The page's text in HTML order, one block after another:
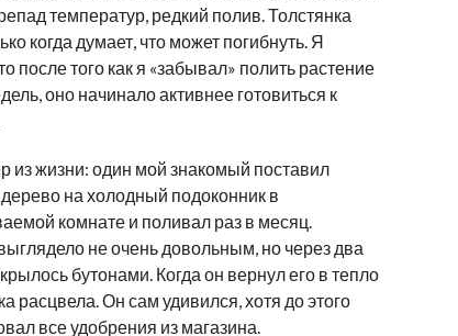
температур, редкий полив. Толстянка
когда думает, что может погибнуть. Я
после того как я «забывал» полить растение
оно начинало активнее готовиться к
из жизни: один мой знакомый поставил
на холодный подоконник в
комнате и поливал раз в месяц.
не очень довольным, но через два
бутонами. Когда он вернул его в тепло
расцвела. Он сам удивился, хотя до этого
все удобрения из магазина.